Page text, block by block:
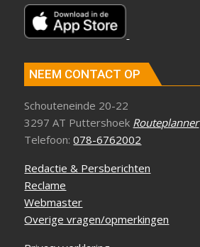
NEEM CONTACT OP
Schouteneinde 20-22
3297 AT Puttershoek Routeplanner
Telefoon:078-6762002
Redactie & Persberichten
Reclame
Webmaster
Overige vragen/opmerkingen